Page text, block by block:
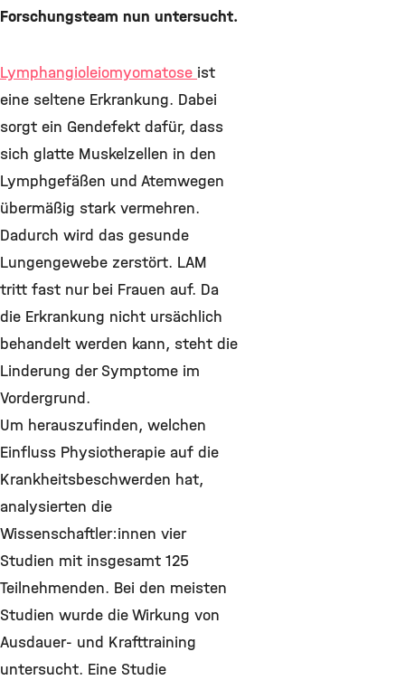
Forschungsteam nun untersucht.
Lymphangioleiomyomatose ist
eine seltene Erkrankung. Dabei
sorgt ein Gendefekt dafür, dass
sich glatte Muskelzellen in den
Lymphgefäßen und Atemwegen
übermäßig stark vermehren.
Dadurch wird das gesunde
Lungengewebe zerstört. LAM
tritt fast nur bei Frauen auf. Da
die Erkrankung nicht ursächlich
behandelt werden kann, steht die
Linderung der Symptome im
Vordergrund.
Um herauszufinden, welchen
Einfluss Physiotherapie auf die
Krankheitsbeschwerden hat,
analysierten die
Wissenschaftler:innen vier
Studien mit insgesamt 125
Teilnehmenden. Bei den meisten
Studien wurde die Wirkung von
Ausdauer- und Krafttraining
untersucht. Eine Studie